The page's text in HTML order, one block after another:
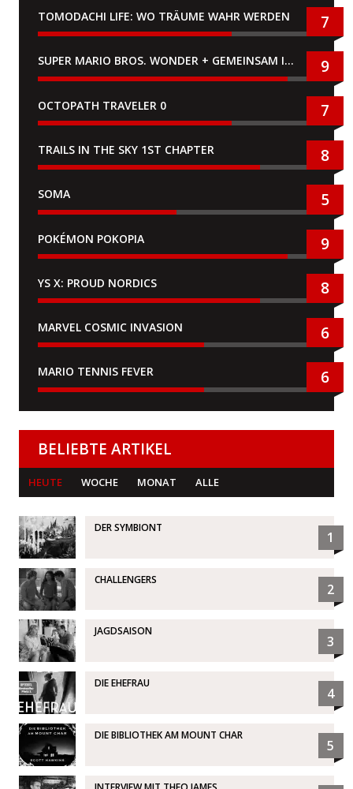
TOMODACHI LIFE: WO TRÄUME WAHR WERDEN 7
SUPER MARIO BROS. WONDER + GEMEINSAM IM BELLABEL-PARK 9
OCTOPATH TRAVELER 0 7
TRAILS IN THE SKY 1ST CHAPTER 8
SOMA 5
POKÉMON POKOPIA 9
YS X: PROUD NORDICS 8
MARVEL COSMIC INVASION 6
MARIO TENNIS FEVER 6
BELIEBTE ARTIKEL
HEUTE WOCHE MONAT ALLE
DER SYMBIONT
1
CHALLENGERS
2
JAGDSAISON
3
DIE EHEFRAU
4
DIE BIBLIOTHEK AM MOUNT CHAR
5